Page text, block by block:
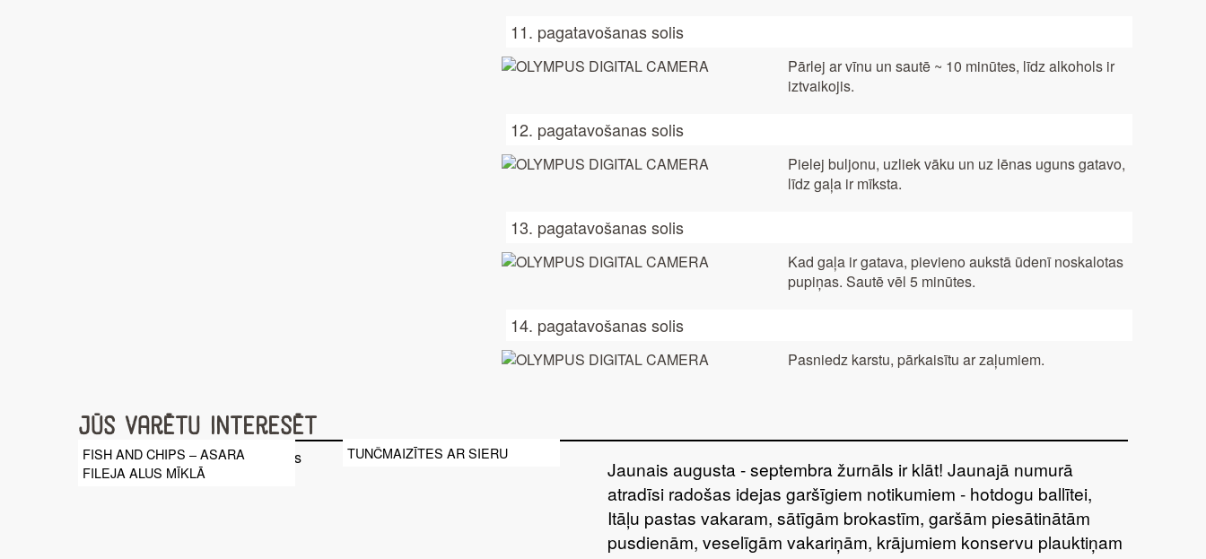
11. pagatavošanas solis
Pārlej ar vīnu un sautē ~ 10 minūtes, līdz alkohols ir
iztvaikojis.
12. pagatavošanas solis
Pielej buljonu, uzliek vāku un uz lēnas uguns gatavo,
līdz gaļa ir mīksta.
13. pagatavošanas solis
Kad gaļa ir gatava, pievieno aukstā ūdenī noskalotas
pupiņas. Sautē vēl 5 minūtes.
14. pagatavošanas solis
Pasniedz karstu, pārkaisītu ar zaļumiem.
Jūs varētu interesēt
FISH AND CHIPS – ASARA
FILEJA ALUS MĪKLĀ
TUNČMAIZĪTES AR SIERU
Jaunais augusta - septembra žurnāls ir klāt! Jaunajā numurā
atradīsi radošas idejas garšīgiem notikumiem - hotdogu ballītei,
Itāļu pastas vakaram, sātīgām brokastīm, garšām piesātinātām
pusdienām, veselīgām vakariņām, krājumiem konservu plauktiņam